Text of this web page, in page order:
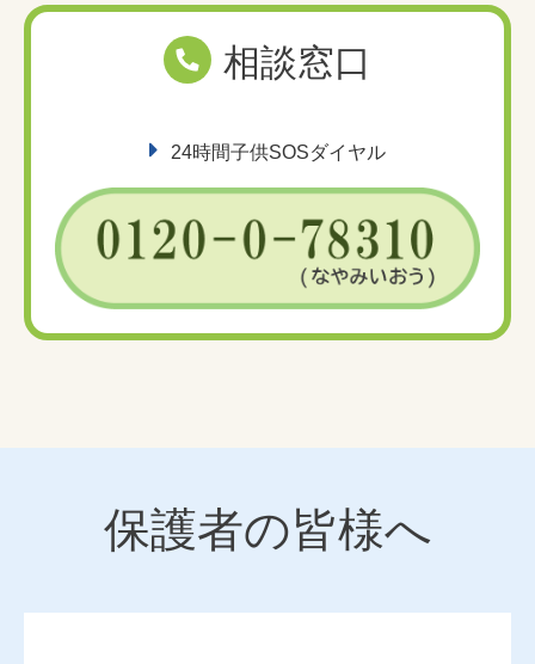
相談窓口
24時間子供SOSダイヤル
保護者の皆様へ